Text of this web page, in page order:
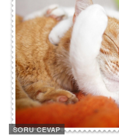
SORU CEVAP